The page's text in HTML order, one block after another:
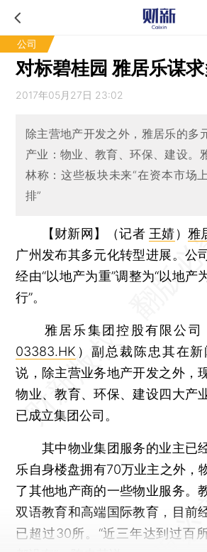
公司
对标碧桂园 雅居乐谋
2017年05月27日 23:02
除主营地产开发之外，雅居乐的多
产业：物业、教育、环保、建设。
林称：这些板块未来“在资本市场
排”
【财新网】（记者 王婧） 雅
广州发布其多元化转型进展。公
经由“以地产为重”调整为“以地产
行”。
雅居乐集团控股有限公司
03383.HK ）副总裁陈忠其在
说，除主营业务地产开发之外，
物业、教育、环保、建设四大产
已成立集团公司。
其中物业集团服务的业主已
乐自身楼盘拥有70万业主之外，
了其他地产商的一些物业服务。
双语教育和高端国际教育，目前
已超过30所。“近三年达到过百